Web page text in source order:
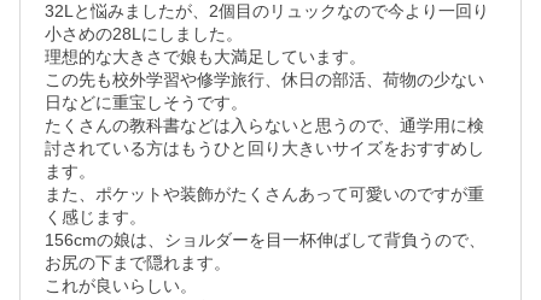
32Lと悩みましたが、2個目のリュックなので今より一回り
小さめの28Lにしました。
理想的な大きさで娘も大満足しています。
この先も校外学習や修学旅行、休日の部活、荷物の少ない
日などに重宝しそうです。
たくさんの教科書などは入らないと思うので、通学用に検
討されている方はもうひと回り大きいサイズをおすすめし
ます。
また、ポケットや装飾がたくさんあって可愛いのですが重
く感じます。
156cmの娘は、ショルダーを目一杯伸ばして背負うので、
お尻の下まで隠れます。
これが良いらしい。